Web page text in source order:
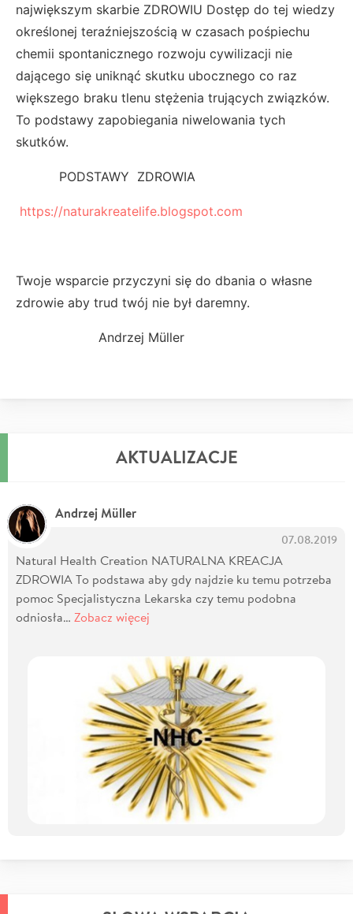
największym skarbie ZDROWIU Dostęp do tej wiedzy
określonej teraźniejszością w czasach pośpiechu
chemii spontanicznego rozwoju cywilizacji nie
dającego się uniknąć skutku ubocznego co raz
większego braku tlenu stężenia trujących związków.
To podstawy zapobiegania niwelowania tych
skutków.
PODSTAWY ZDROWIA
https://naturakreatelife.blogspot.com
Twoje wsparcie przyczyni się do dbania o własne
zdrowie aby trud twój nie był daremny.
Andrzej Müller
AKTUALIZACJE
Andrzej Müller
07.08.2019
Natural Health Creation NATURALNA KREACJA
ZDROWIA To podstawa aby gdy najdzie ku temu potrzeba
pomoc Specjalistyczna Lekarska czy temu podobna
odniosła… Zobacz więcej